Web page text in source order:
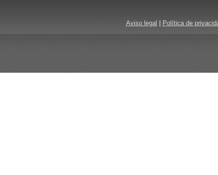
Aviso legal Política de